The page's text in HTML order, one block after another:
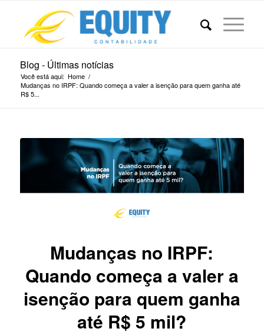
Blog - Últimas notícias
Você está aqui: Home /
Mudanças no IRPF: Quando começa a valer a isenção para quem ganha até
R$ 5...
Mudanças no IRPF:
Quando começa a valer a
isenção para quem ganha
até R$ 5 mil?